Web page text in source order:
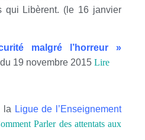
qui Libèrent. (le 16 janvier
malgré l’horreur »
19 novembre 2015 Lire
la Ligue de l’Enseignement
Parler des attentats aux